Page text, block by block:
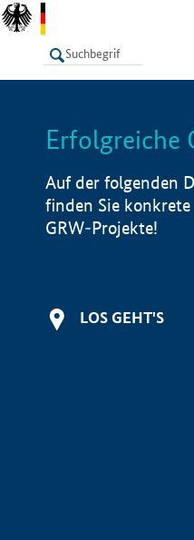
LISTE
Erfolgreiche
Auf der folgenden
finden Sie
GRW-Projekte!
LOS GEHT'S